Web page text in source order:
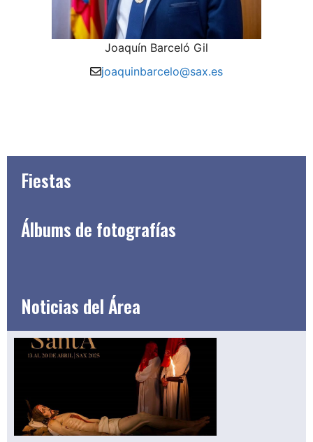
Joaquín Barceló Gil
joaquinbarcelo@sax.es
Fiestas
Álbums de fotografías
Noticias del Área